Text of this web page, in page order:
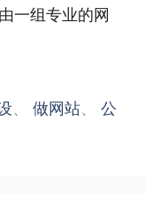
一组专业的网
、 做网站、 公